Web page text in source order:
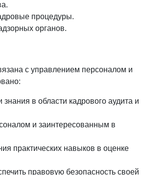
процедуры.
органов.
с управлением персоналом и
в области кадрового аудита и
и заинтересованным в
практических навыков в оценке
правовую безопасность своей